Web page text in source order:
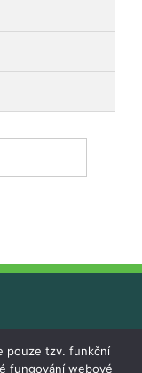
pouze tzv. funkční
fungování webové